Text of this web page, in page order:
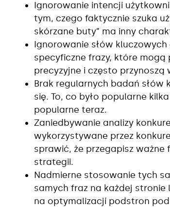
Ignorowanie intencji
tym, czego faktycznie szuka
skórzane buty” ma inny
Ignorowanie słów kluczowych
specyficzne frazy, które
precyzyjne i często przynoszą
Brak regularnych badań słów
się. To, co było popularne
popularne teraz.
Zaniedbywanie analizy
wykorzystywane przez
sprawić, że przegapisz
strategii.
Nadmierne stosowanie tych
samych fraz na każdej
na optymalizacji podstron